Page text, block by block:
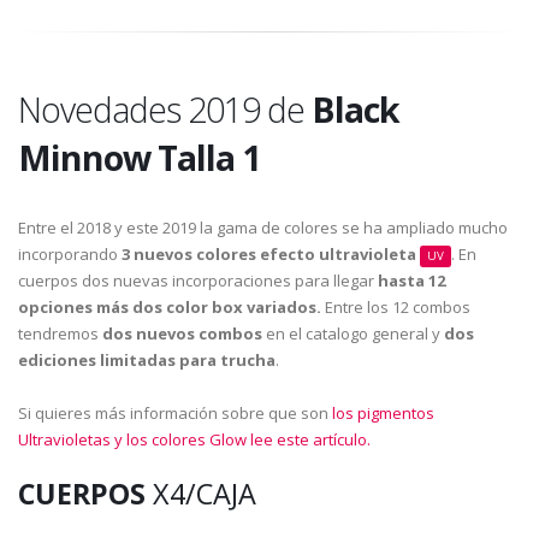
Novedades 2019 de Black
Minnow Talla 1
Entre el 2018 y este 2019 la gama de colores se ha ampliado mucho
incorporando 3 nuevos colores efecto ultravioleta UV . En
cuerpos dos nuevas incorporaciones para llegar hasta 12
opciones más dos color box variados. Entre los 12 combos
tendremos dos nuevos combos en el catalogo general y dos
ediciones limitadas para trucha.
Si quieres más información sobre que son los pigmentos
Ultravioletas y los colores Glow lee este artículo.
CUERPOS X4/CAJA